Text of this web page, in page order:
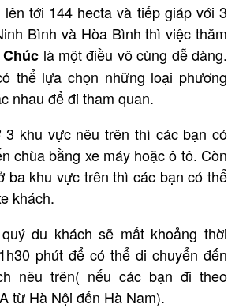
tới 144 hecta và tiếp giáp với 3
Bình và Hòa Bình thì việc thăm
là một điều vô cùng dễ dàng.
thể lựa chọn những loại phương
nhau để đi tham quan.
3 khu vực nêu trên thì các bạn có
chùa bằng xe máy hoặc ô tô. Còn
ba khu vực trên thì các bạn có thể
khách.
du khách sẽ mất khoảng thời
phút để có thể di chuyển đến
nêu trên( nếu các bạn đi theo
từ Hà Nội đến Hà Nam).